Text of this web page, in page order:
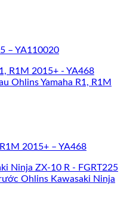
– YA110020
2015+ – YA468